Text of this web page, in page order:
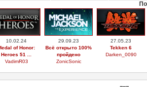
10.02.24
of Honor:
Heroes 51 ...
VadimR03
29.09.23
Всё открыто 100%
пройдено
ZonicSonic
27.05.23
Tekken 6
Darken_0090